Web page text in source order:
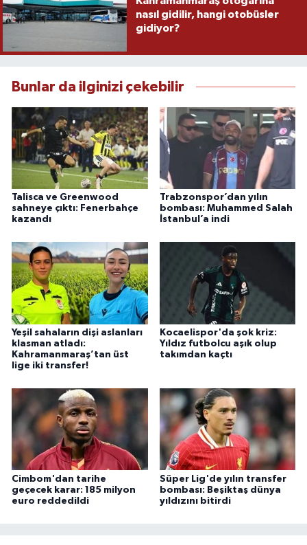
nasıl gidilir, hangi otobüsler
gidiyor?
Bunlar da ilginizi çekebilir
Talisca ve Greenwood
sahneye çıktı: Fenerbahçe
kazandı
Trabzonspor’dan yılın
bombası: Muhammed Salah
İstanbul’a indi
Yeşil sahaların dişi aslanları
klasman atladı:
Kahramanmaraş’tan üst
lige iki transfer!
Kocaelispor'da şok kriz:
Yıldız futbolcu aşık olup
takımdan kaçtı
Cimbom'dan tarihe
geçecek karar: 185 milyon
euro reddedildi
Süper Lig'de yılın transfer
bombası: Beşiktaş dünya
yıldızını bitirdi